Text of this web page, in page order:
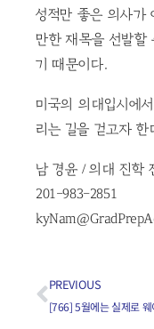
성적만 좋은 의사가
만한 재목을 선발할
기 때문이다.
미국의 의대입시에
리는 길을 걷고자 한
남 경윤 / 의대 진학
201-983-2851
PREVIOUS